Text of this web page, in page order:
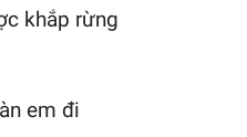
khắp rừng
em đi